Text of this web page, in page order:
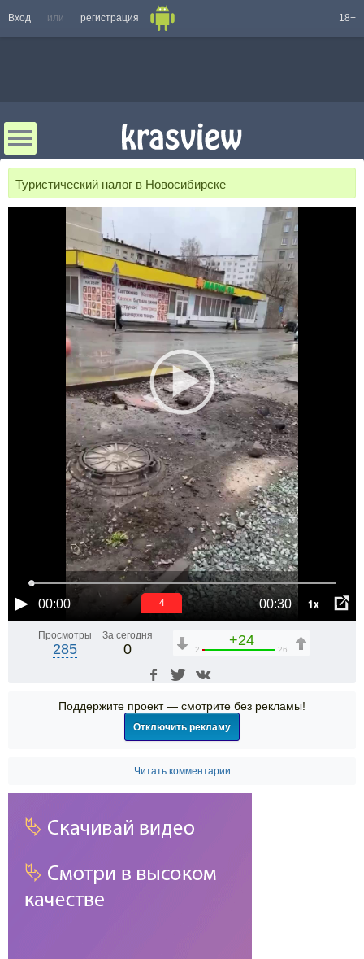
Вход или регистрация 18+
Туристический налог в Новосибирске
00:00 00:30 1x
4
Просмотры
285
За сегодня
0
+24
2 26
Поддержите проект — смотрите без рекламы!
Отключить рекламу
Читать комментарии